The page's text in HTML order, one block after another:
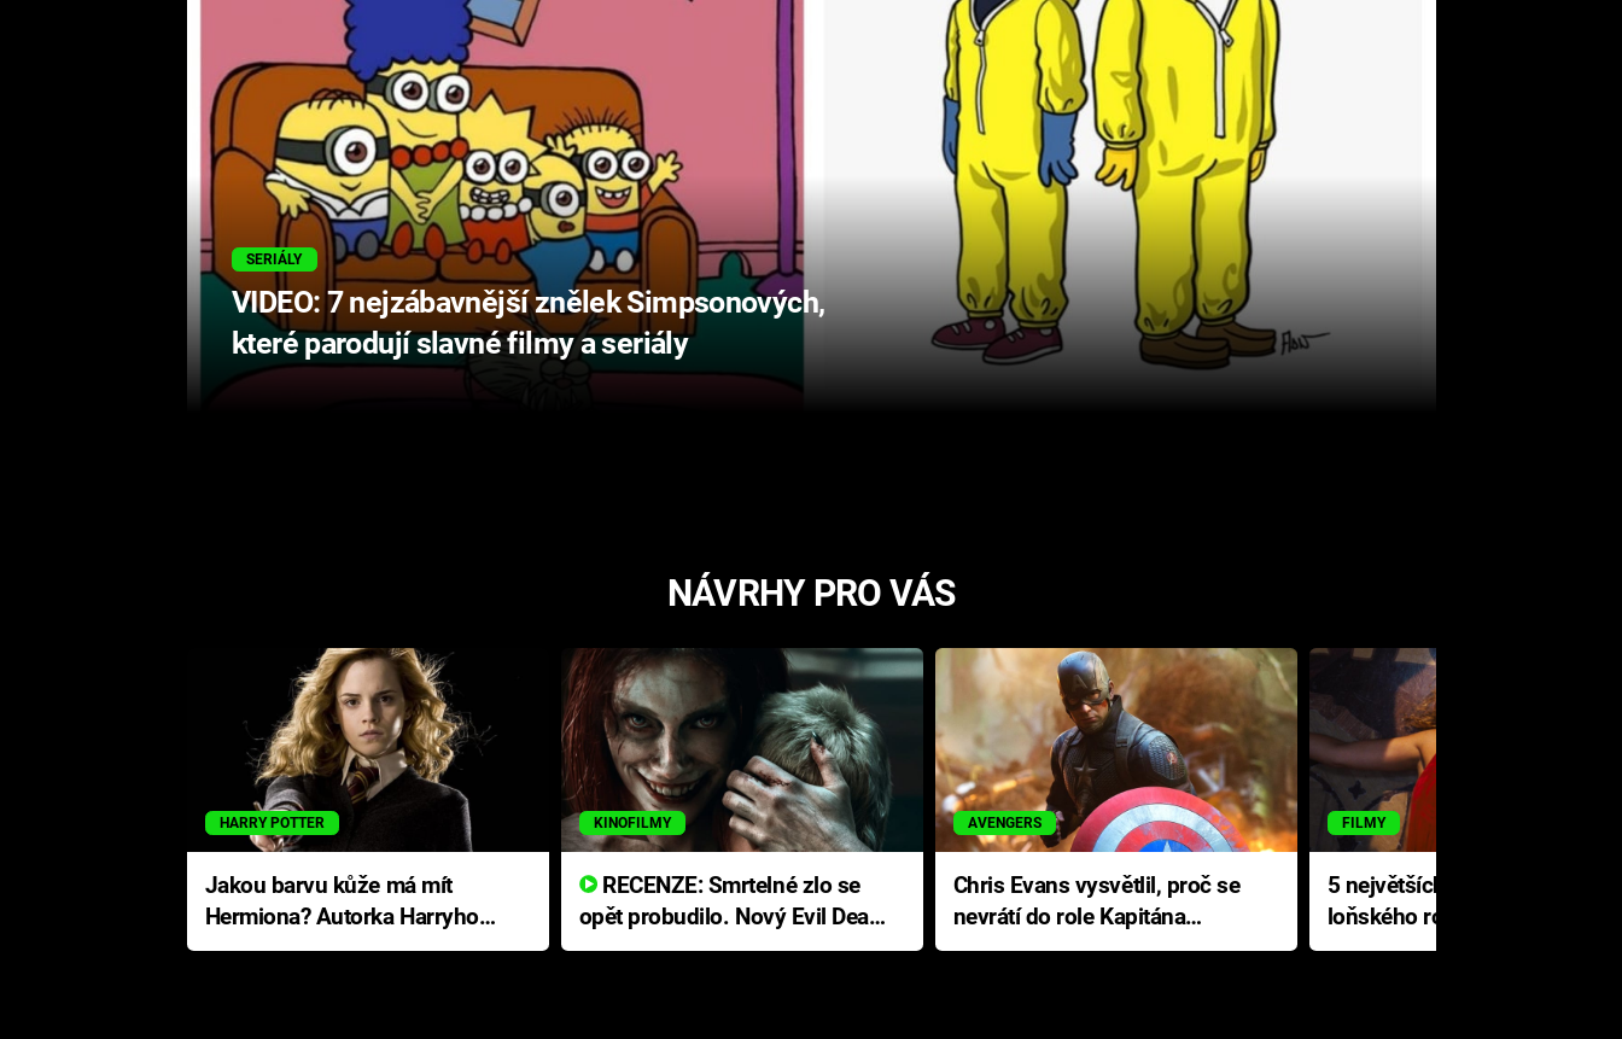
SERIÁLY
VIDEO: 7 nejzábavnější znělek Simpsonových,
které parodují slavné filmy a seriály
NÁVRHY PRO VÁS
HARRY POTTER
Jakou barvu kůže má mít
Hermiona? Autorka Harryho
Pottera přišla s ráznou
KINOFILMY
RECENZE: Smrtelné zlo se
opět probudilo. Nový Evil Dead
přichází s neodolatelnou
AVENGERS
Chris Evans vysvětlil, proč se
nevrátí do role Kapitána
Ameriky
FILMY
5 největších propadáků
loňského roku: Disney na
jediné katastrofě prodělal 200